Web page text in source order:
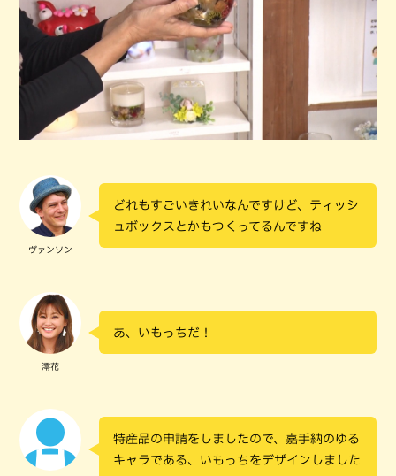
ヴァンソン
どれもすごいきれいなんですけど、ティッシ
ュボックスとかもつくってるんですね
澪花
あ、いもっちだ！
特産品の申請をしましたので、嘉手納のゆる
キャラである、いもっちをデザインしました